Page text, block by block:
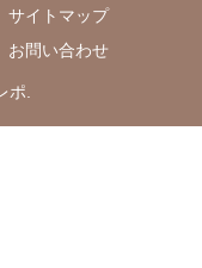
サイトマップ
お問い合わせ
ポ.